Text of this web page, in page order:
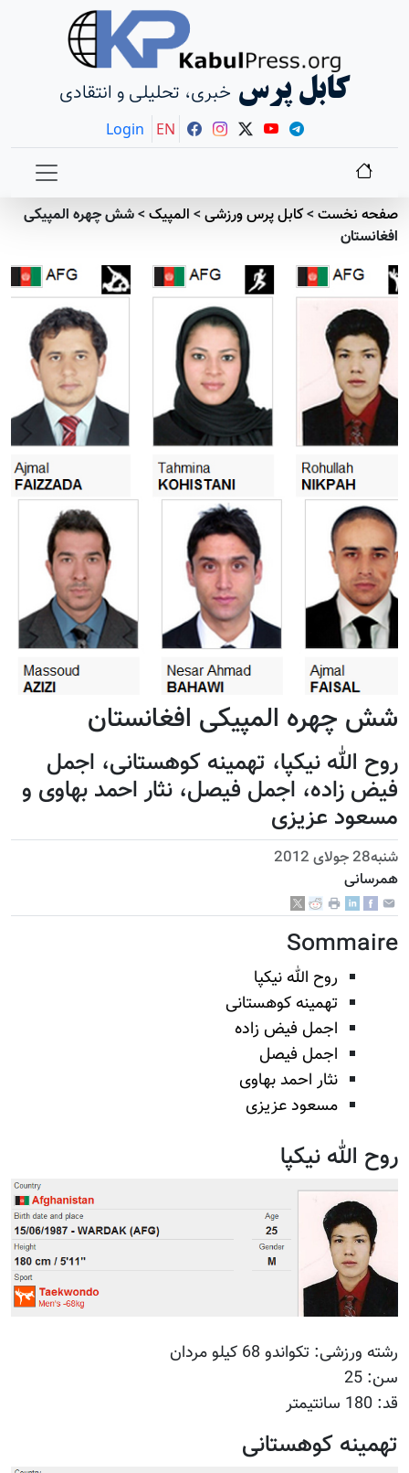
کابل پرس خبری، تحلیلی و انتقادی
Login EN
صفحه نخست>کابل پرس ورزشی> المپیک>شش چهره المپیکی
افغانستان
شش چهره المپیکی افغانستان
روح الله نیکپا، تهمینه کوهستانی، اجمل
فیض زاده، اجمل فیصل، نثار احمد بهاوی و
مسعود عزیزی
شنبه28 جولای 2012
همرسانی
Sommaire
روح الله نیکپا
تهمینه کوهستانی
اجمل فیض زاده
اجمل فیصل
نثار احمد بهاوی
مسعود عزیزی
روح الله نیکپا
رشته ورزشی: تکواندو 68 کیلو مردان
سن: 25
قد: 180 سانتیمتر
تهمینه کوهستانی